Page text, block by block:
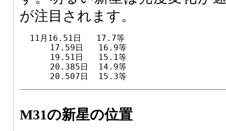
が注目されます。
  11月16.51日   17.7等
      17.59日   16.9等
      19.51日   15.1等
      20.385日  14.9等
      20.507日  15.3等
M31の新星の位置